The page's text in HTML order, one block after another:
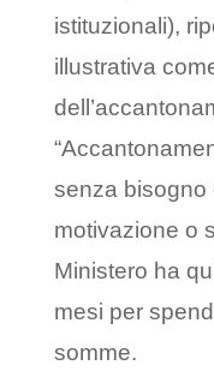
istituzionali),
illustrativa
senza bisogno
motivazione o
Ministero ha
mesi per
somme.